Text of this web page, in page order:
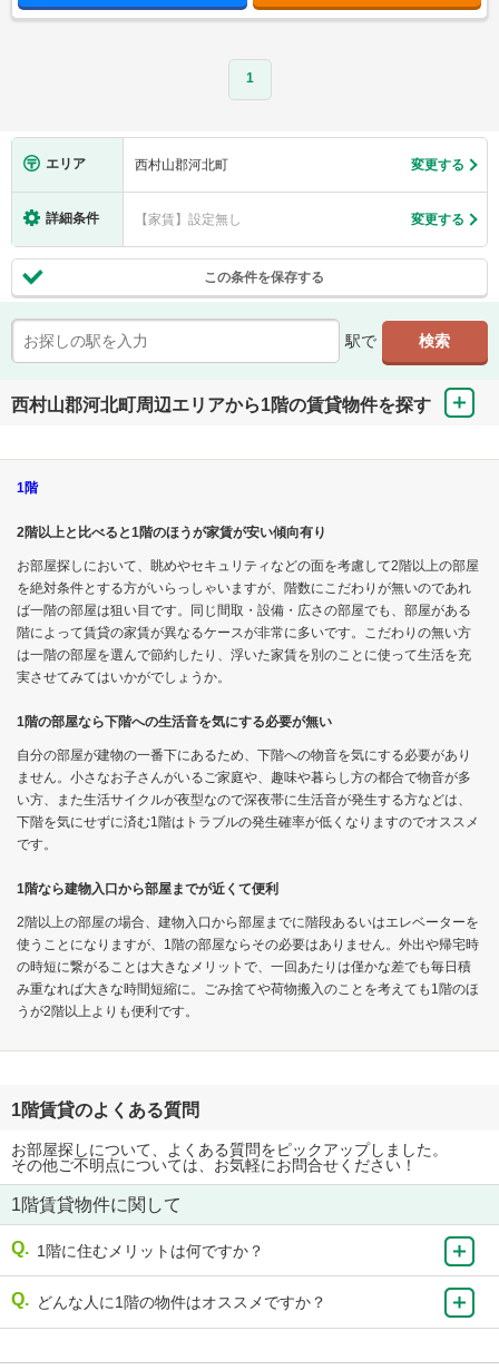
1
エリア 西村山郡河北町 変更する
詳細条件 【家賃】設定無し 変更する
この条件を保存する
駅で
西村山郡河北町周辺エリアから1階の賃貸物件を探す
1階
2階以上と比べると1階のほうが家賃が安い傾向有り
お部屋探しにおいて、眺めやセキュリティなどの面を考慮して2階以上の部屋
を絶対条件とする方がいらっしゃいますが、階数にこだわりが無いのであれ
ば一階の部屋は狙い目です。同じ間取・設備・広さの部屋でも、部屋がある
階によって賃貸の家賃が異なるケースが非常に多いです。こだわりの無い方
は一階の部屋を選んで節約したり、浮いた家賃を別のことに使って生活を充
実させてみてはいかがでしょうか。
1階の部屋なら下階への生活音を気にする必要が無い
自分の部屋が建物の一番下にあるため、下階への物音を気にする必要があり
ません。小さなお子さんがいるご家庭や、趣味や暮らし方の都合で物音が多
い方、また生活サイクルが夜型なので深夜帯に生活音が発生する方などは、
下階を気にせずに済む1階はトラブルの発生確率が低くなりますのでオススメ
です。
1階なら建物入口から部屋までが近くて便利
2階以上の部屋の場合、建物入口から部屋までに階段あるいはエレベーターを
使うことになりますが、1階の部屋ならその必要はありません。外出や帰宅時
の時短に繋がることは大きなメリットで、一回あたりは僅かな差でも毎日積
み重なれば大きな時間短縮に。ごみ捨てや荷物搬入のことを考えても1階のほ
うが2階以上よりも便利です。
1階賃貸のよくある質問
お部屋探しについて、よくある質問をピックアップしました。
その他ご不明点については、お気軽にお問合せください！
1階賃貸物件に関して
1階に住むメリットは何ですか？
どんな人に1階の物件はオススメですか？